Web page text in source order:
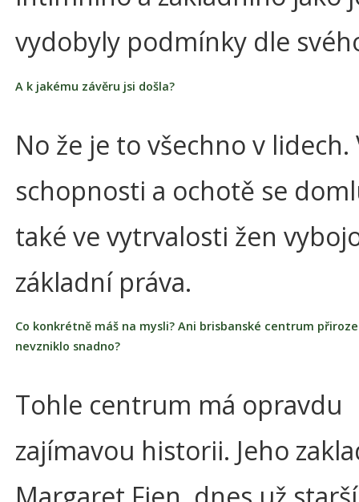
vydobyly podmínky dle
A k jakému závěru jsi došla?
No že je to všechno v lidech.
schopnosti a ochotě se
také ve vytrvalosti žen
základní práva.
Co konkrétně máš na mysli? Ani brisbanské centrum
nevzniklo snadno?
Tohle centrum má opravdu
zajímavou historii. Jeho